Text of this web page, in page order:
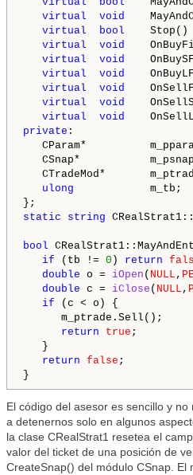
virtual
void
virtual
bool Stop()
virtual
void
virtual
void
virtual
void
virtual
void
virtual
void
virtual
void
private :
CParam*
CSnap*
CTradeMod*
ulong
static
string
bool
if (tb != 0 ) return
double o = iOpen ( NULL ,
double c = iClose ( NULL ,
if (c < o) {
m_ptrade.Sell();
return
true ;
}
return false ;
El código del asesor es sencillo y
a detenernos solo en algunos
la clase CRealStrat1 resetea el
valor del ticket de una posición de
CreateSnap() del módulo CSnap. El